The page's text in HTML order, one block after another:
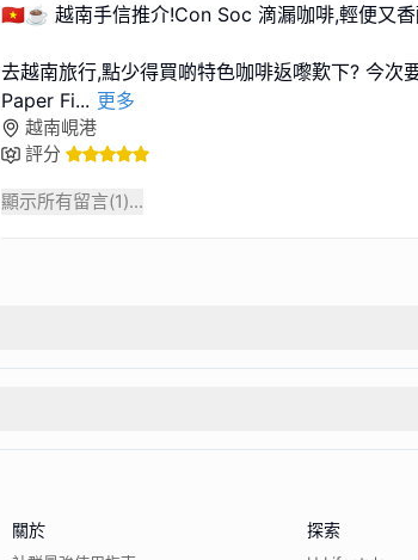
🇻🇳☕ 越南手信推介!Con Soc 滴漏咖啡,輕便又
去越南旅行,點少得買啲特色咖啡返嚟歎下? 今次
Paper Fi... 更多
越南峴港
評分
顯示所有留言(1)...
關於 探索